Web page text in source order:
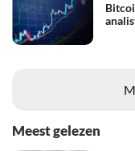
Meest gelezen